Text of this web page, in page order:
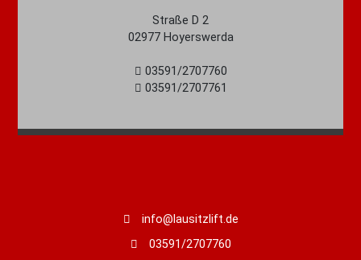
Straße D 2
02977 Hoyerswerda
03591/2707760
03591/2707761
info@lausitzlift.de
03591/2707760